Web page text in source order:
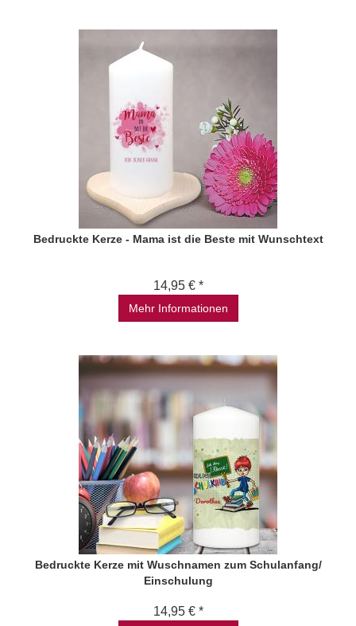
Bedruckte Kerze - Mama ist die Beste mit Wunschtext
14,95 € *
Mehr Informationen
Bedruckte Kerze mit Wuschnamen zum Schulanfang/
Einschulung
14,95 € *